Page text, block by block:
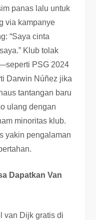
panas lalu untuk
via kampanye
“Saya cinta
Klub tolak
PSG 2024
Darwin Núñez jika
tantangan baru
ulang dengan
minoritas klub.
yakin pengalaman
Dapatkan Van
van Dijk gratis di